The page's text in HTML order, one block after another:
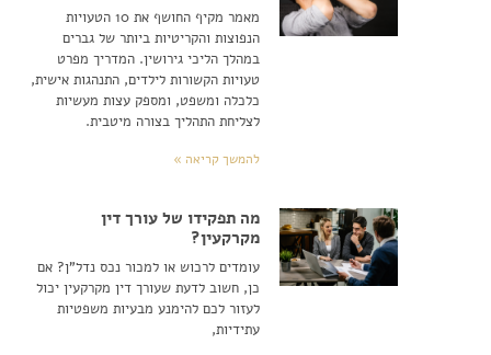
מאמר מקיף החושף את 10 הטעויות
הנפוצות והקריטיות ביותר של גברים
במהלך הליכי גירושין. המדריך מפרט
טעויות הקשורות לילדים, התנהגות אישית,
כלכלה ומשפט, ומספק עצות מעשיות
לצליחת התהליך בצורה מיטבית.
להמשך קריאה »
מה תפקידו של עורך דין
מקרקעין?
עומדים לרכוש או למכור נכס נדל"ן? אם
כן, חשוב לדעת שעורך דין מקרקעין יכול
לעזור לכם להימנע מבעיות משפטיות
עתידיות,